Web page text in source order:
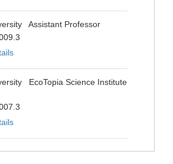
Assistant Professor
EcoTopia Science Institute